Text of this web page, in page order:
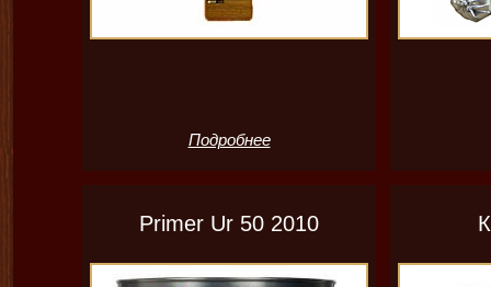
Подробнее
Primer Ur 50 2010